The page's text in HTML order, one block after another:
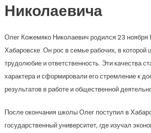
Николаевича
Олег Кожемяко Николаевич родился 23 ноября
Хабаровске. Он рос в семье рабочих, в которой
трудолюбие и ответственность. Эти качества
характера и сформировали его стремление к
результатов в работе и общественной
После окончания школы Олег поступил в
государственный университет, где изучал